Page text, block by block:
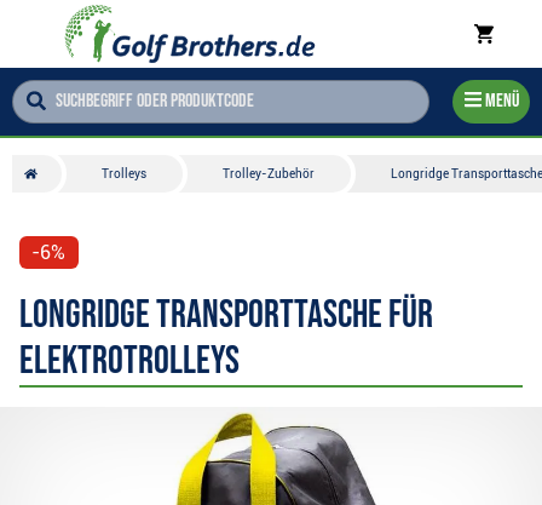
Menü
Trolleys Trolley-Zubehör Longridge
-6%
Longridge Transporttasche für
Elektrotrolleys